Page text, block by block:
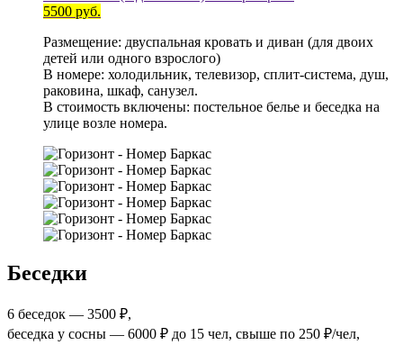
5500 руб.
Размещение: двуспальная кровать и диван (для двоих
детей или одного взрослого)
В номере: холодильник, телевизор, сплит-система, душ,
раковина, шкаф, санузел.
В стоимость включены: постельное белье и беседка на
улице возле номера.
Беседки
6 беседок — 3500 ₽,
беседка у сосны — 6000 ₽ до 15 чел, свыше по 250 ₽/чел,